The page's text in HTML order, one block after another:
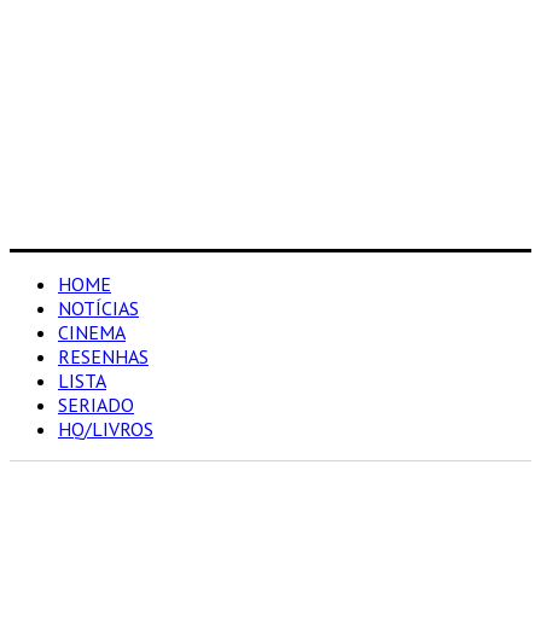
HOME
NOTÍCIAS
CINEMA
RESENHAS
LISTA
SERIADO
HQ/LIVROS